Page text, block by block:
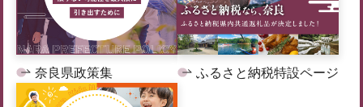
奈良県政策集 ふるさと納税特設ページ